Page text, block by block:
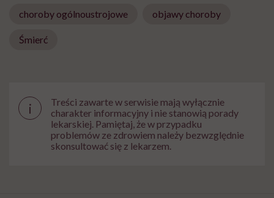
choroby ogólnoustrojowe objawy choroby
Śmierć
i
Treści zawarte w serwisie mają wyłącznie
charakter informacyjny i nie stanowią porady
lekarskiej. Pamiętaj, że w przypadku
problemów ze zdrowiem należy bezwzględnie
skonsultować się z lekarzem.